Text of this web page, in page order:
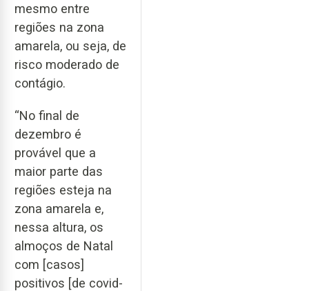
mesmo entre
regiões na zona
amarela, ou seja, de
risco moderado de
contágio.
“No final de
dezembro é
provável que a
maior parte das
regiões esteja na
zona amarela e,
nessa altura, os
almoços de Natal
com [casos]
positivos [de covid-